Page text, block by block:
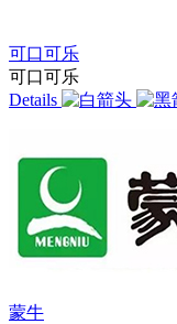
可口可乐
可口可乐
Details
蒙牛